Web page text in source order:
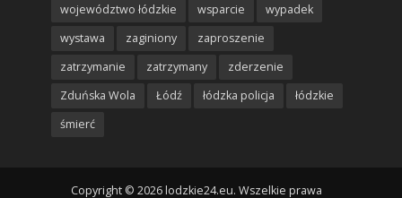
województwo łódzkie
wsparcie
wypadek
wystawa
zaginiony
zaproszenie
zatrzymanie
zatrzymany
zderzenie
Zduńska Wola
Łódź łódzka policja
łódzkie
śmierć
Copyright © 2026 lodzkie24.eu. Wszelkie prawa